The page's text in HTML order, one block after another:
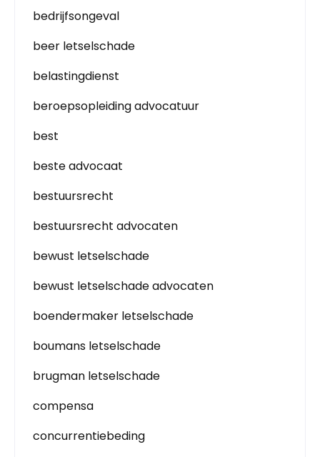
bedrijfsongeval
beer letselschade
belastingdienst
beroepsopleiding advocatuur
best
beste advocaat
bestuursrecht
bestuursrecht advocaten
bewust letselschade
bewust letselschade advocaten
boendermaker letselschade
boumans letselschade
brugman letselschade
compensa
concurrentiebeding